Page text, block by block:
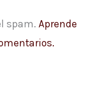
spam.Aprende